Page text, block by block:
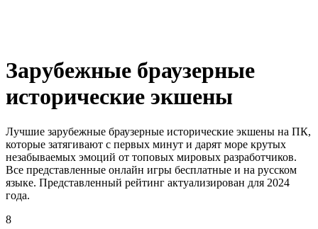
Зарубежные браузерные
исторические экшены
Лучшие зарубежные браузерные исторические экшены на ПК,
которые затягивают с первых минут и дарят море крутых
незабываемых эмоций от топовых мировых разработчиков.
Все представленные онлайн игры бесплатные и на русском
языке. Представленный рейтинг актуализирован для 2024
года.
8